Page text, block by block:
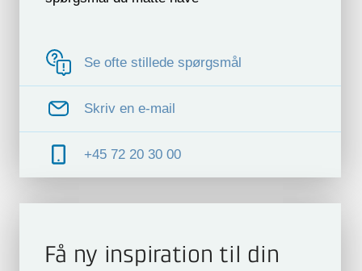
Se ofte stillede spørgsmål
Skriv en e-mail
+45 72 20 30 00
Få ny inspiration til din